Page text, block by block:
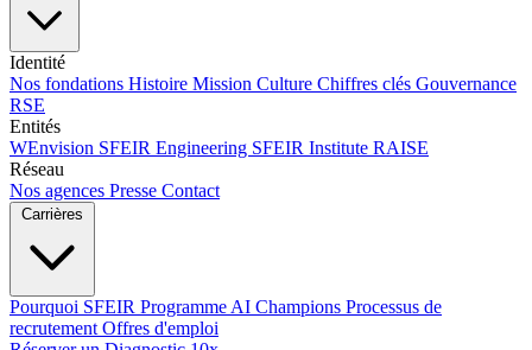
Identité
Nos fondations Histoire Mission Culture Chiffres clés Gouvernance
RSE
Entités
WEnvision SFEIR Engineering SFEIR Institute RAISE
Réseau
Nos agences Presse Contact
Carrières
Pourquoi SFEIR Programme AI Champions Processus de
recrutement Offres d'emploi